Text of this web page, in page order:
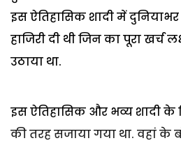
इस ऐतिहासिक शादी में
हाजिरी दी थी जिन का पूरा खर्च
उठाया था.
इस ऐतिहासिक और भव्य शादी
की तरह सजाया गया था. वहां के